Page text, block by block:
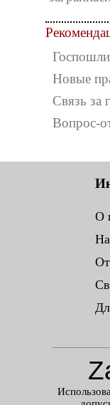
Новые
Связь за
Вопрос-
О